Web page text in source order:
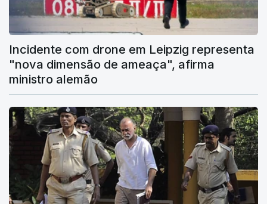
Incidente com drone em Leipzig representa
"nova dimensão de ameaça", afirma
ministro alemão